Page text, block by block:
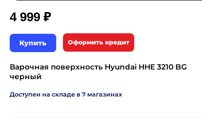
4 999 ₽
Купить Оформить кредит
Варочная поверхность Hyundai HHE 3210 BG
черный
Доступен на складе в 7 магазинах